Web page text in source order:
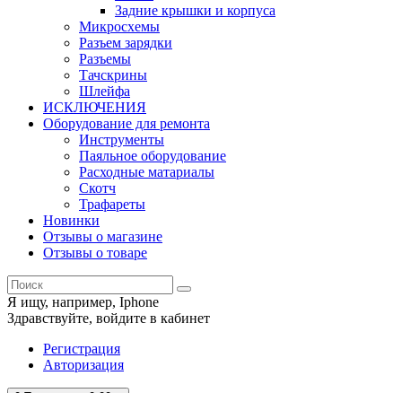
Задние крышки и корпуса
Микросхемы
Разъем зарядки
Разъемы
Тачскрины
Шлейфа
ИСКЛЮЧЕНИЯ
Оборудование для ремонта
Инструменты
Паяльное оборудование
Расходные матариалы
Скотч
Трафареты
Новинки
Отзывы о магазине
Отзывы о товаре
Я ищу, например, Iphone
Здравствуйте, войдите в кабинет
Регистрация
Авторизация